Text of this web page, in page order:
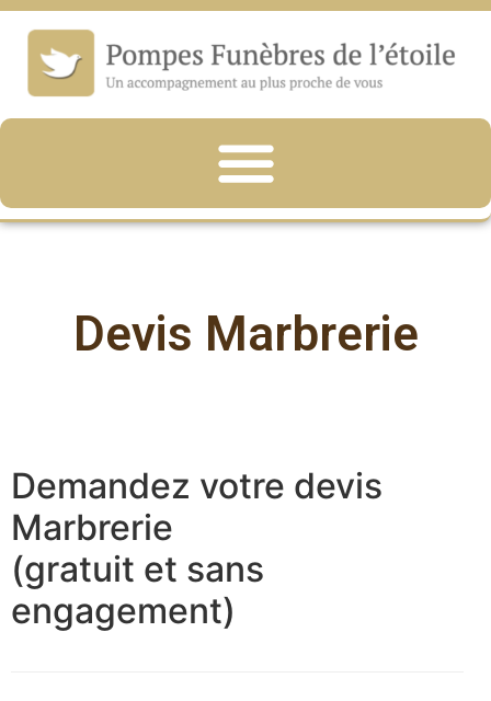
Devis Marbrerie
Demandez votre devis
Marbrerie
(gratuit et sans
engagement)